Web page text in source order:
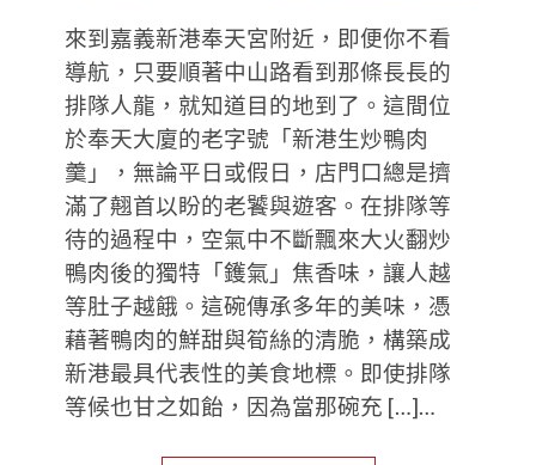
來到嘉義新港奉天宮附近，即便你不看
導航，只要順著中山路看到那條長長的
排隊人龍，就知道目的地到了。這間位
於奉天大廈的老字號「新港生炒鴨肉
羹」，無論平日或假日，店門口總是擠
滿了翹首以盼的老饕與遊客。在排隊等
待的過程中，空氣中不斷飄來大火翻炒
鴨肉後的獨特「鑊氣」焦香味，讓人越
等肚子越餓。這碗傳承多年的美味，憑
藉著鴨肉的鮮甜與筍絲的清脆，構築成
新港最具代表性的美食地標。即使排隊
等候也甘之如飴，因為當那碗充 […]…